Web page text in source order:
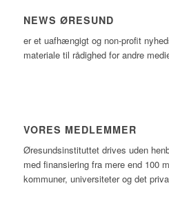
NEWS ØRESUND
er et uafhængigt og non-profit
materiale til rådighed for andre
VORES MEDLEMMER
Øresundsinstituttet drives uden
med finansiering fra mere end 100
kommuner, universiteter og det